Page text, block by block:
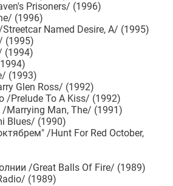
Prisoners/ (1996)
(1996)
Named Desire, A/ (1995)
(1995)
(1994)
(1993)
Glen Ross/ (1992)
/Prelude To A Kiss/ (1992)
Marrying Man, The/ (1991)
Blues/ (1990)
/Hunt For Red October,
/Great Balls Of Fire/ (1989)
(1989)